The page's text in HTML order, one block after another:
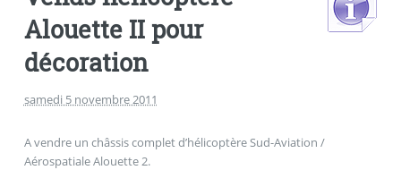
Alouette II pour
décoration
samedi 5 novembre 2011
A vendre un châssis complet d’hélicoptère Sud-Aviation /
Aérospatiale Alouette 2.